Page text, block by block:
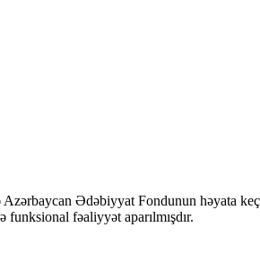
Ədəbiyyat Fondunun həyata
fəaliyyət aparılmışdır.